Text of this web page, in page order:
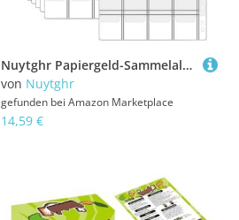
Nuytghr Papiergeld-Sammelalbum - Münzhalteralbum | Transparentes Münzsammelbuch, Währungssammelbuch für tragbares Neujahrsgeschenk
von Nuytghr
gefunden bei Amazon Marketplace
14,59 €